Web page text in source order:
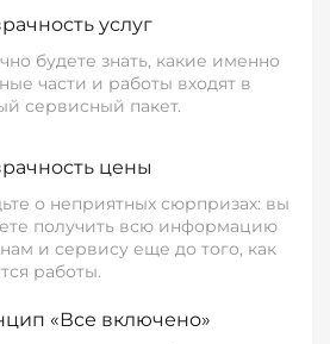
услуг
будете знать, какие именно
части и работы входят в
сервисный пакет.
цены
о неприятных сюрпризах: вы
получить всю информацию
и сервису еще до того, как
работы.
«Все включено»